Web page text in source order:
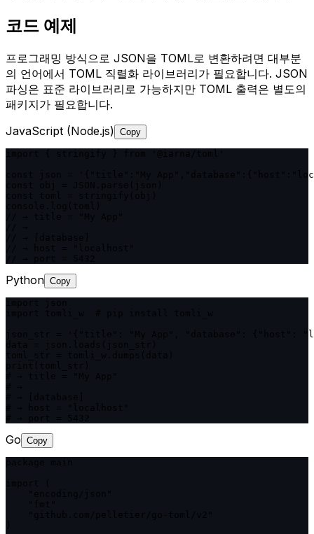
코드 예제
프로그래밍 방식으로 JSON을 TOML로 변환하려면 대부분
의 언어에서 TOML 직렬화 라이브러리가 필요합니다. JSON
파싱은 표준 라이브러리로 가능하지만 TOML 출력은 별도의
패키지가 필요합니다.
JavaScript (Node.js) Copy
const json = '{"title":"My
Python Copy
json_str = '{"title": "My App", "database": {"host":
Go Copy